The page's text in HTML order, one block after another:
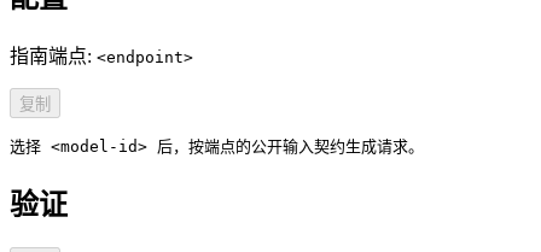
指南端点: <endpoint>
复制
选择 <model-id> 后，按端点的公开输入契约生成请求。
验证